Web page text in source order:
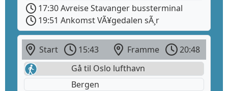
17:30 Avreise Stavanger bussterminal
19:51 Ankomst VÃ¥gedalen sÃ¸r
Start 15:43 Framme
20:48
Gå til Oslo lufthavn
Bergen